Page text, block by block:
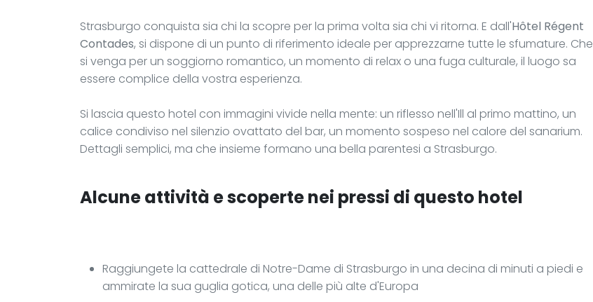
Strasburgo conquista sia chi la scopre per la prima volta sia chi vi ritorna. E dall'Hôtel Régent
Contades, si dispone di un punto di riferimento ideale per apprezzarne tutte le sfumature. Che
si venga per un soggiorno romantico, un momento di relax o una fuga culturale, il luogo sa
essere complice della vostra esperienza.
Si lascia questo hotel con immagini vivide nella mente: un riflesso nell'Ill al primo mattino, un
calice condiviso nel silenzio ovattato del bar, un momento sospeso nel calore del sanarium.
Dettagli semplici, ma che insieme formano una bella parentesi a Strasburgo.
Alcune attività e scoperte nei pressi di questo hotel
Raggiungete la cattedrale di Notre-Dame di Strasburgo in una decina di minuti a piedi e
ammirate la sua guglia gotica, una delle più alte d'Europa